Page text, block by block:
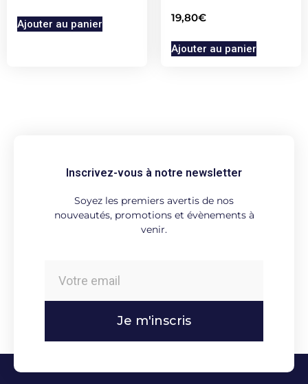
Ajouter au panier 19,80€
Ajouter au panier
Inscrivez-vous à notre newsletter
Soyez les premiers avertis de nos
nouveautés, promotions et évènements à
venir.
Je m'inscris